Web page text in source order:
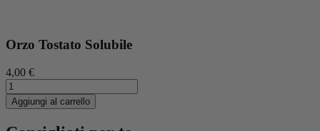
Orzo Tostato Solubile
4,00 €
Aggiungi al carrello